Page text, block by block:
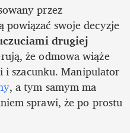
przez
swoje decyzje
drugiej
że odmowa wiąże
i szacunku. Manipulator
, a tym samym ma
sprawi, że po prostu